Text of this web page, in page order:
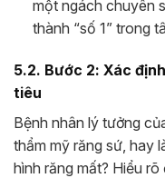
một ngách chuyên
thành “số 1” trong
5.2. Bước 2: Xác
tiêu
Bệnh nhân lý tưởng
thẩm mỹ răng sứ, hay
hình răng mất? Hiểu